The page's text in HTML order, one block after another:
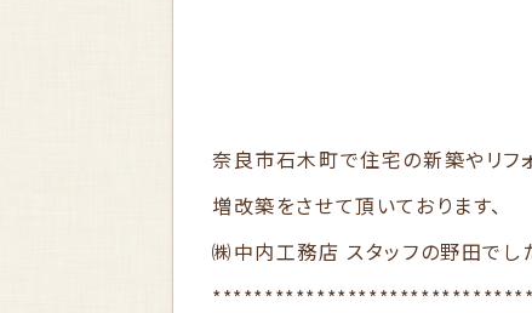
奈良市石木町で住宅の新築やリフ
増改築をさせて頂いております、
㈱中内工務店 スタッフの野田でし